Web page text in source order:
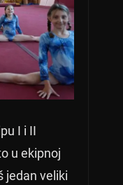
I i II
u ekipnoj
jedan veliki